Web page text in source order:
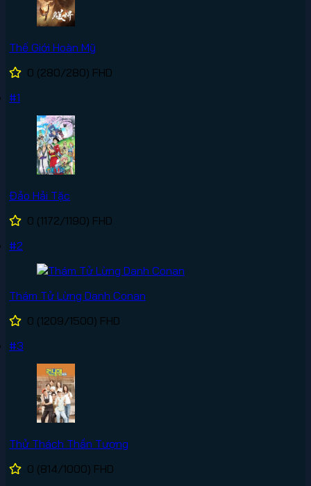
Thế Giới Hoàn Mỹ
0 (280/280) FHD
#1
Đảo Hải Tặc
0 (1172/1190) FHD
#2
Thám Tử Lừng Danh Conan
0 (1209/1500) FHD
#3
Thử Thách Thần Tượng
0 (814/1000) FHD